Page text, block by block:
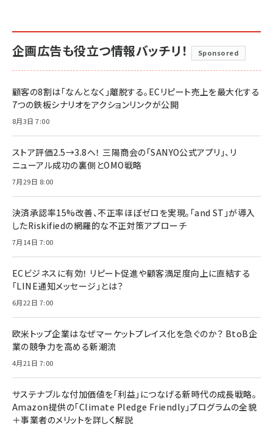
企画広告も役立つ情報バッチリ！ Sponsored
顧客の8割は「なんとなく」離脱する。ECリピート売上を最大化する
7つの鉄板シナリオをアクションリンクが公開
8月3日 7:00
ストア評価2.5→3.8へ！ 三陽商会の「SANYO公式アプリ」、リ
ニューアル成功の裏側とOMO戦略
7月29日 8:00
決済承認率15%改善、不正率ほぼゼロを実現。「and ST」が導入
したRiskifiedの網羅的な不正対策アプローチ
7月14日 7:00
ECビジネスに有効！ リピート促進や顧客満足度向上に直結する
「LINE通知メッセージ」とは？
6月22日 7:00
欧米トップ企業はなぜマーケットプレイス化を急ぐのか？ BtoB企
業の競争力を高める新潮流
4月21日 7:00
サステナブルな付加価値を「利益」につなげる新時代の成長戦略。
Amazon提供の「Climate Pledge Friendly」プログラムの全貌
＋事業者のメリットを詳しく解説